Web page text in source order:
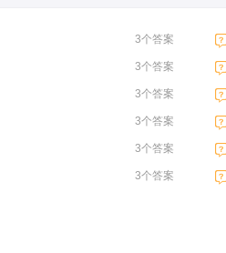
3个答案
3个答案
3个答案
3个答案
3个答案
3个答案